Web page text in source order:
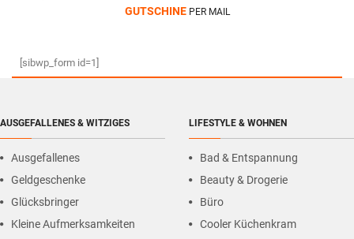
GUTSCHINEPER MAIL
[sibwp_form id=1]
AUSGEFALLENES & WITZIGES
Ausgefallenes
Geldgeschenke
Glücksbringer
Kleine Aufmerksamkeiten
LIFESTYLE & WOHNEN
Bad & Entspannung
Beauty & Drogerie
Büro
Cooler Küchenkram